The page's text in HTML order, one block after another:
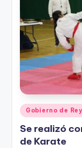
Publicado
en
Gobierno de
Se realizó
de Karate